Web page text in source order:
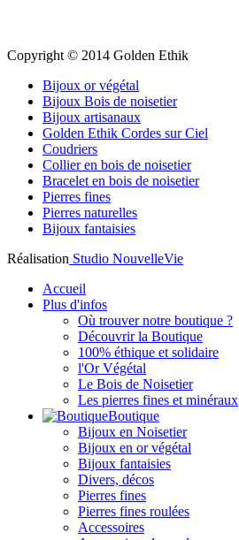
Copyright © 2014 Golden Ethik
Bijoux or végétal
Bijoux Bois de noisetier
Bijoux artisanaux
Golden Ethik Cordes sur Ciel
Coudriers
Collier en bois de noisetier
Bracelet en bois de noisetier
Pierres fines
Pierres naturelles
Bijoux fantaisies
Réalisation Studio NouvelleVie
Accueil
Plus d'infos
Où trouver notre boutique ?
Découvrir la Boutique
100% éthique et solidaire
l'Or Végétal
Le Bois de Noisetier
Les pierres fines et minéraux
Boutique
Bijoux en Noisetier
Bijoux en or végétal
Bijoux fantaisies
Divers, décos
Pierres fines
Pierres fines roulées
Accessoires